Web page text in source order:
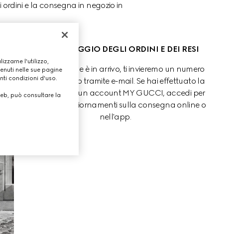
ordini e la consegna in negozio in
MONITORAGGIO DEGLI ORDINI E DEI RESI
Quando l'ordine è in arrivo, ti invieremo un numero
di tracciamento tramite e-mail. Se hai effettuato la
registrazione a un account MY GUCCI, accedi per
ricevere gli aggiornamenti sulla consegna online o
nell'app.
l'utilizzo,
nelle sue pagine
condizioni d'uso.
può consultare la